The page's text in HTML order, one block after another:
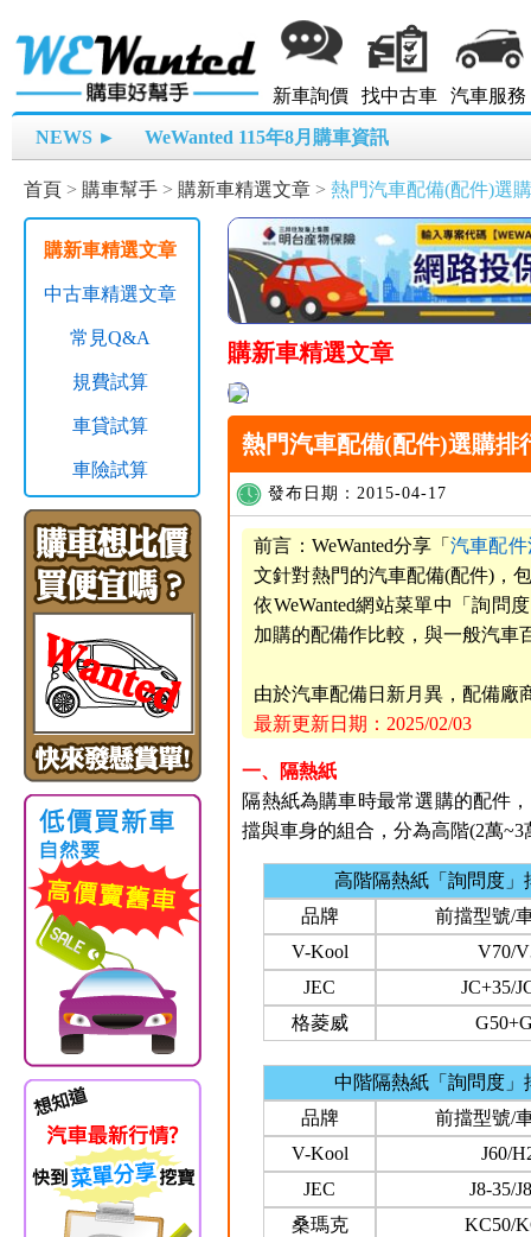
新車詢價 找中古車 汽車服務
NEWS ► WeWanted 115年8月購車資訊
首頁 > 購車幫手 > 購新車精選文章 > 熱門汽車配備(配件)選
購新車精選文章
中古車精選文章
常見Q&A
規費試算
車貸試算
車險試算
購新車精選文章
熱門汽車配備(配件)選購排
發布日期：2015-04-17
前言：WeWanted分享「汽車配
文針對熱門的汽車配備(配件)，
依WeWanted網站菜單中「詢問
加購的配備作比較，與一般汽車
由於汽車配備日新月異，配備廠
最新更新日期：2025/02/03
一、隔熱紙
隔熱紙為購車時最常選購的配件
擋與車身的組合，分為高階(2萬
高階隔熱紙「詢問度」
品牌
前擋型號/
V-Kool
V70/
JEC
JC+35/
格菱威
中階隔熱紙「詢問度」
品牌
前擋型號/
V-Kool
J60/
JEC
J8-35/
桑瑪克
KC50/